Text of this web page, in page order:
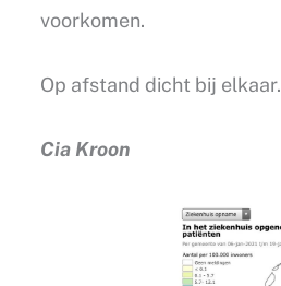
voorkomen.
Op afstand dicht bij elkaar.
Cia Kroon